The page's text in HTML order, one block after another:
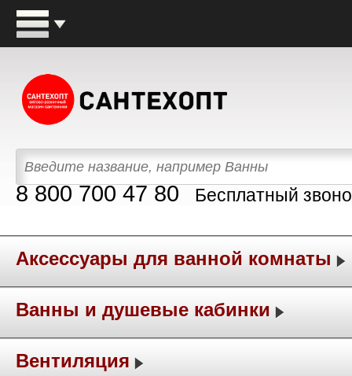
8 800 700 47 80 Бесплатный
Аксессуары для ванной комнаты
Ванны и душевые кабинки
Вентиляция